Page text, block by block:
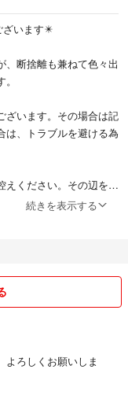
ざいます✴️
、断捨離も兼ねて色々出
ざいます。その場合は記
は、トラブルを避ける為
えください。その辺をご
る様に心掛けておりま
ます。ご了承下さい m(_
ございますので、御了
続きを表示する
よろしくお願いしま